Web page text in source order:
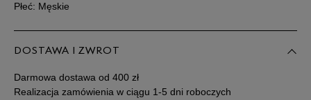
Płeć: Męskie
DOSTAWA I ZWROT
Darmowa dostawa od 400 zł
Realizacja zamówienia w ciągu 1-5 dni roboczych